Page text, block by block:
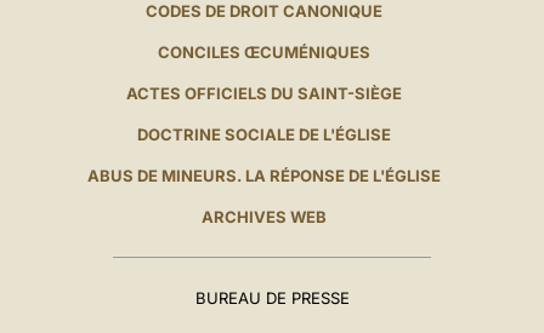
CODES DE DROIT CANONIQUE
CONCILES ŒCUMÉNIQUES
ACTES OFFICIELS DU SAINT-SIÈGE
DOCTRINE SOCIALE DE L'ÉGLISE
ABUS DE MINEURS. LA RÉPONSE DE L'ÉGLISE
ARCHIVES WEB
BUREAU DE PRESSE